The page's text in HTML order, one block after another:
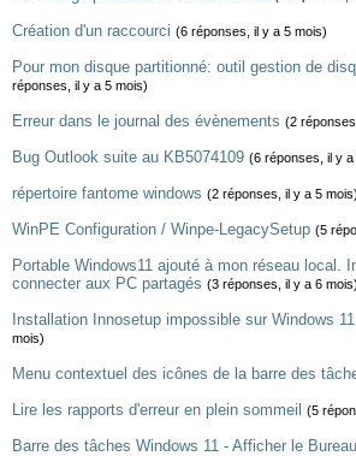
Création d'un raccourci (6 réponses, il y a 5 mois)
Pour mon disque partitionné: outil gestion de
réponses, il y a 5 mois)
Erreur dans le journal des évènements (2
Bug Outlook suite au KB5074109 (6 réponses, il y a
répertoire fantome windows (2 réponses, il y a 5 mois)
WinPE Configuration / Winpe-LegacySetup (5
Portable Windows11 ajouté à mon réseau local.
connecter aux PC partagés (3 réponses, il y a 6 mois)
Installation Innosetup impossible sur Windows
mois)
Menu contextuel des icônes de la barre des
Lire les rapports d'erreur en plein sommeil (5
Barre des tâches Windows 11 - Afficher le Bureau